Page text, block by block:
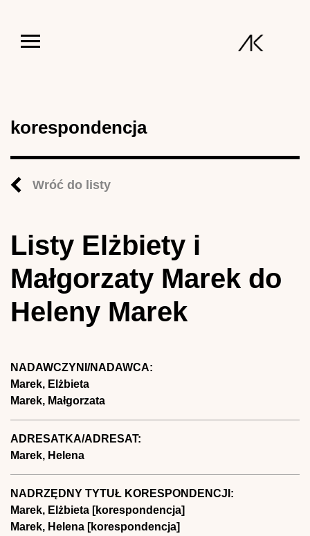
korespondencja
Wróć do listy
Listy Elżbiety i
Małgorzaty Marek do
Heleny Marek
NADAWCZYNI/NADAWCA:
Marek, Elżbieta
Marek, Małgorzata
ADRESATKA/ADRESAT:
Marek, Helena
NADRZĘDNY TYTUŁ KORESPONDENCJI:
Marek, Elżbieta [korespondencja]
Marek, Helena [korespondencja]